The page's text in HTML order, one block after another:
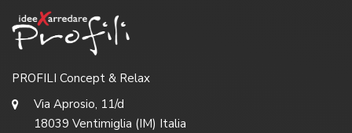
PROFILI Concept & Relax
Via Aprosio, 11/d
18039 Ventimiglia (IM) Italia